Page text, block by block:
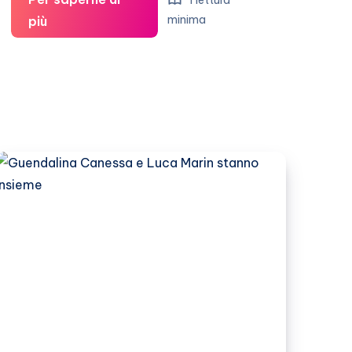
piùGuendalina
Canessa
minima